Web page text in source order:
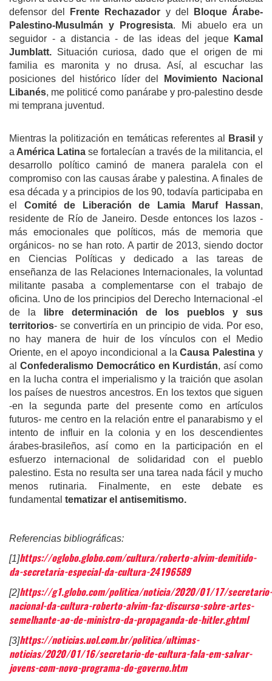
defensor del
Frente Rechazador ydel
Bloque Árabe-
Palestino-Musulmán y Progresista. Mi abuelo era un
seguidor - a distancia - de las ideas del jeque
Kamal
Jumblatt. Situación curiosa, dado que el origen de mi
familia es maronita y no drusa. Así, al escuchar las
posiciones del histórico líder del
Movimiento Nacional
Libanés, me politicé como panárabe y pro-palestino desde
mi temprana juventud.
Mientras la politización en temáticas referentes al Brasil y
aAmérica Latina se fortalecían a través de la militancia, el
desarrollo político caminó de manera paralela con el
compromiso con las causas árabe y palestina. A finales de
esa década y a principios de los 90, todavía participaba en
el Comité de Liberación de Lamia Maruf Hassan,
residente de Río de Janeiro. Desde entonces los lazos -
más emocionales que políticos, más de memoria que
orgánicos- no se han roto. A partir de 2013, siendo doctor
en Ciencias Políticas y dedicado a las tareas de
enseñanza de las Relaciones Internacionales, la voluntad
militante pasaba a complementarse con el trabajo de
oficina. Uno de los principios del Derecho Internacional -el
de la libre determinación de los pueblos y sus
territorios- se convertiría en un principio de vida. Por eso,
no hay manera de huir de los vínculos con el Medio
Oriente, en el apoyo incondicional a laCausa Palestina y
al Confederalismo Democrático en Kurdistán, así como
en la lucha contra el imperialismo y la traición que asolan
los países de nuestros ancestros. En los textos que siguen
-en la segunda parte del presente como en artículos
futuros- me centro en la relación entre el panarabismo y el
intento de influir en la colonia y en los descendientes
árabes-brasileños, así como en la participación en el
esfuerzo internacional de solidaridad con el pueblo
palestino. Esta no resulta ser una tarea nada fácil y mucho
menos rutinaria. Finalmente, en este debate es
fundamental tematizar el antisemitismo.
Referencias bibliográficas:
[1]https://oglobo.globo.com/cultura/roberto-alvim-demitido-
da-secretaria-especial-da-cultura-24196589
[2]https://g1.globo.com/politica/noticia/2020/01/17/secretario-
nacional-da-cultura-roberto-alvim-faz-discurso-sobre-artes-
semelhante-ao-de-ministro-da-propaganda-de-hitler.ghtml
[3]https://noticias.uol.com.br/politica/ultimas-
noticias/2020/01/16/secretario-de-cultura-fala-em-salvar-
jovens-com-novo-programa-do-governo.htm